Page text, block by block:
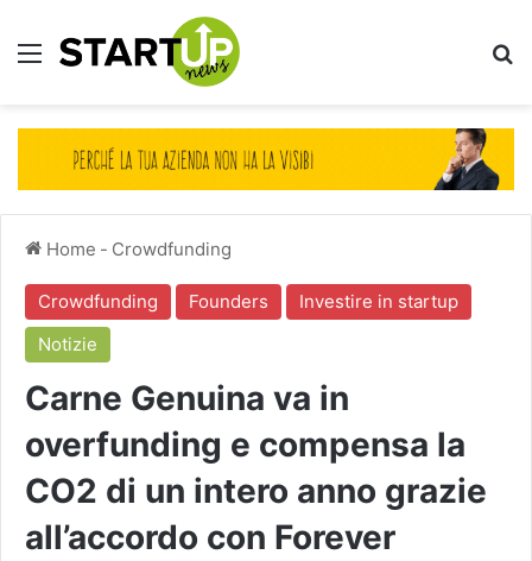
Menu
Home - Crowdfunding
Crowdfunding Founders
Investire in startup
Notizie
Carne Genuina va in
overfunding e compensa la
CO2 di un intero anno grazie
all’accordo con Forever